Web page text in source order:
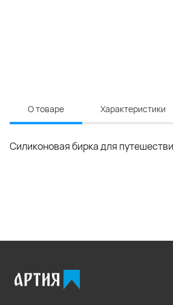
О товаре Характеристики
Силиконовая бирка для